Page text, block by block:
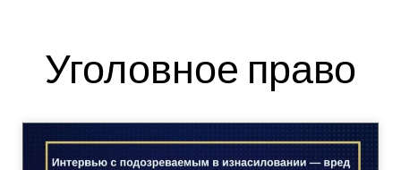
Уголовное право